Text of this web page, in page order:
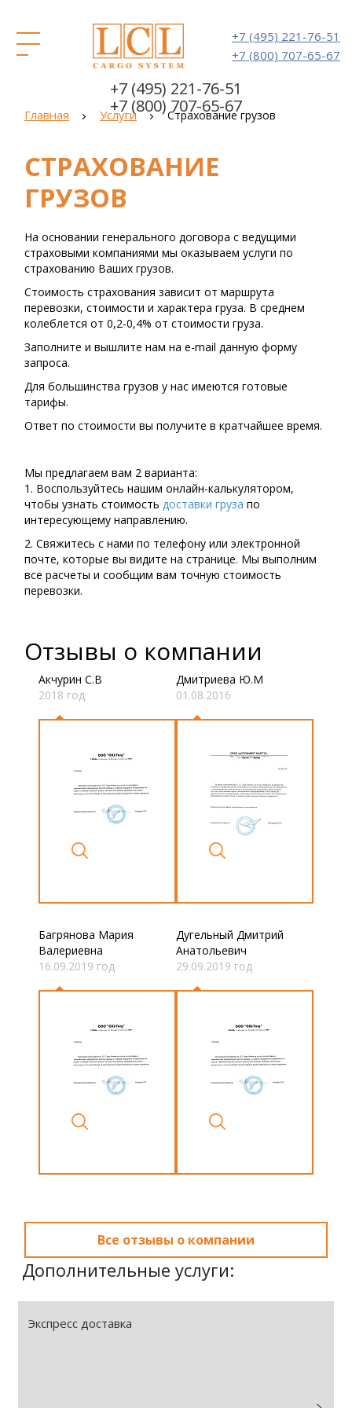
+7 (495) 221-76-51
+7 (800) 707-65-67
+7 (495) 221-76-51
+7 (800) 707-65-67
Главная Услуги Страхование грузов
СТРАХОВАНИЕ
ГРУЗОВ
На основании генерального договора с ведущими
страховыми компаниями мы оказываем услуги по
страхованию Ваших грузов.
Стоимость страхования зависит от маршрута
перевозки, стоимости и характера груза. В среднем
колеблется от 0,2-0,4% от стоимости груза.
Заполните и вышлите нам на e-mail данную форму
запроса.
Для большинства грузов у нас имеются готовые
тарифы.
Ответ по стоимости вы получите в кратчайшее время.
Мы предлагаем вам 2 варианта:
1. Воспользуйтесь нашим онлайн-калькулятором,
чтобы узнать стоимость доставки груза по
интересующему направлению.
2. Свяжитесь с нами по телефону или электронной
почте, которые вы видите на странице. Мы выполним
все расчеты и сообщим вам точную стоимость
перевозки.
Отзывы о компании
Акчурин С.В
2018 год
Дмитриева Ю.М
01.08.2016
Багрянова Мария
Валериевна
16.09.2019 год
Дугельный Дмитрий
Анатольевич
29.09.2019 год
Все отзывы о компании
Дополнительные услуги:
Экспресс доставка